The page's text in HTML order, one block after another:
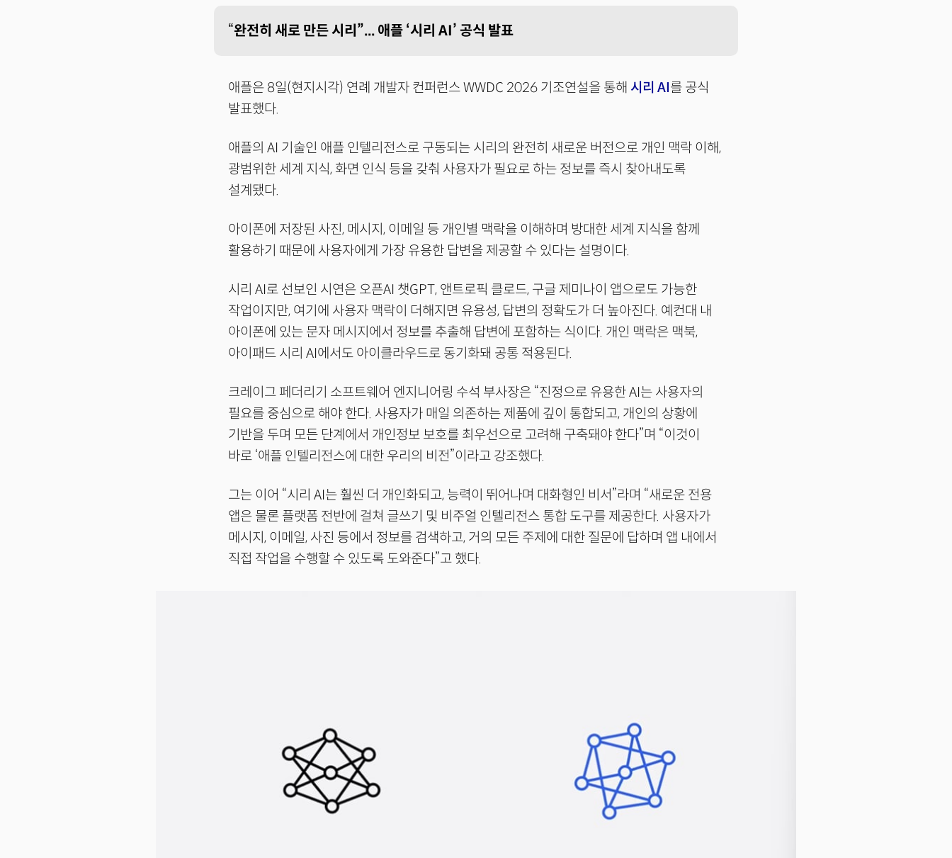
“완전히 새로 만든 시리”... 애플 ‘시리 AI’ 공식 발표
애플은 8일(현지시각) 연례 개발자 컨퍼런스 WWDC 2026 기조연설을 통해 시리 AI를 공식
발표했다.
애플의 AI 기술인 애플 인텔리전스로 구동되는 시리의 완전히 새로운 버전으로 개인 맥락 이해,
광범위한 세계 지식, 화면 인식 등을 갖춰 사용자가 필요로 하는 정보를 즉시 찾아내도록
설계됐다.
아이폰에 저장된 사진, 메시지, 이메일 등 개인별 맥락을 이해하며 방대한 세계 지식을 함께
활용하기 때문에 사용자에게 가장 유용한 답변을 제공할 수 있다는 설명이다.
시리 AI로 선보인 시연은 오픈AI 챗GPT, 앤트로픽 클로드, 구글 제미나이 앱으로도 가능한
작업이지만, 여기에 사용자 맥락이 더해지면 유용성, 답변의 정확도가 더 높아진다. 예컨대 내
아이폰에 있는 문자 메시지에서 정보를 추출해 답변에 포함하는 식이다. 개인 맥락은 맥북,
아이패드 시리 AI에서도 아이클라우드로 동기화돼 공통 적용된다.
크레이그 페더리기 소프트웨어 엔지니어링 수석 부사장은 “진정으로 유용한 AI는 사용자의
필요를 중심으로 해야 한다. 사용자가 매일 의존하는 제품에 깊이 통합되고, 개인의 상황에
기반을 두며 모든 단계에서 개인정보 보호를 최우선으로 고려해 구축돼야 한다”며 “이것이
바로 ‘애플 인텔리전스에 대한 우리의 비전”이라고 강조했다.
그는 이어 “시리 AI는 훨씬 더 개인화되고, 능력이 뛰어나며 대화형인 비서”라며 “새로운 전용
앱은 물론 플랫폼 전반에 걸쳐 글쓰기 및 비주얼 인텔리전스 통합 도구를 제공한다. 사용자가
메시지, 이메일, 사진 등에서 정보를 검색하고, 거의 모든 주제에 대한 질문에 답하며 앱 내에서
직접 작업을 수행할 수 있도록 도와준다”고 했다.